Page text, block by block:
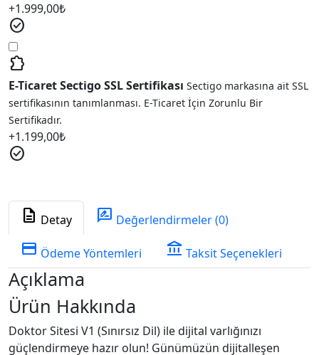
+1.999,00₺
check_circle
extension
E-Ticaret Sectigo SSL Sertifikası Sectigo markasına ait SSL
sertifikasının tanımlanması. E-Ticaret İçin Zorunlu Bir
Sertifikadır.
+1.199,00₺
check_circle
description Detay rate_review Değerlendirmeler (0)
credit_card Ödeme Yöntemleri account_balance Taksit Seçenekleri
Açıklama
Ürün Hakkında
Doktor Sitesi V1 (Sınırsız Dil) ile dijital varlığınızı
güçlendirmeye hazır olun! Günümüzün dijitalleşen